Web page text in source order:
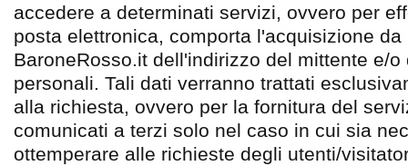
accedere a determinati servizi, ovvero per
posta elettronica, comporta l'acquisizione da
BaroneRosso.it dell'indirizzo del mittente e/
personali. Tali dati verranno trattati
alla richiesta, ovvero per la fornitura del
comunicati a terzi solo nel caso in cui sia
ottemperare alle richieste degli utenti/